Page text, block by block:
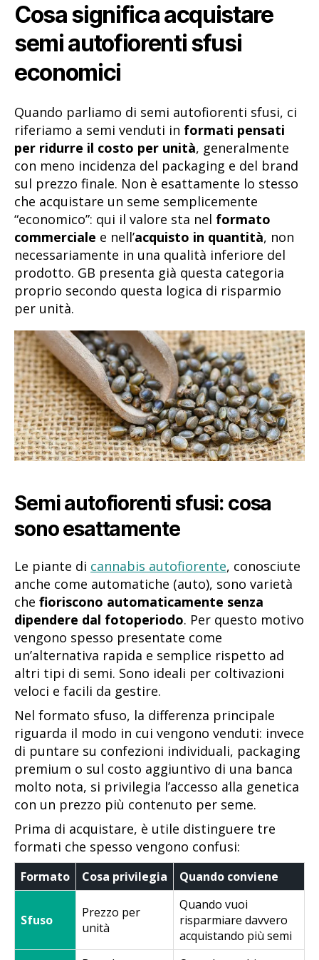
Cosa significa acquistare
semi autofiorenti sfusi
economici
Quando parliamo di semi autofiorenti sfusi, ci
riferiamo a semi venduti in formati pensati
per ridurre il costo per unità, generalmente
con meno incidenza del packaging e del brand
sul prezzo finale. Non è esattamente lo stesso
che acquistare un seme semplicemente
“economico”: qui il valore sta nel formato
commerciale e nell’acquisto in quantità, non
necessariamente in una qualità inferiore del
prodotto. GB presenta già questa categoria
proprio secondo questa logica di risparmio
per unità.
Semi autofiorenti sfusi: cosa
sono esattamente
Le piante di cannabis autofiorente, conosciute
anche come automatiche (auto), sono varietà
che fioriscono automaticamente senza
dipendere dal fotoperiodo. Per questo motivo
vengono spesso presentate come
un’alternativa rapida e semplice rispetto ad
altri tipi di semi. Sono ideali per coltivazioni
veloci e facili da gestire.
Nel formato sfuso, la differenza principale
riguarda il modo in cui vengono venduti: invece
di puntare su confezioni individuali, packaging
premium o sul costo aggiuntivo di una banca
molto nota, si privilegia l’accesso alla genetica
con un prezzo più contenuto per seme.
Prima di acquistare, è utile distinguere tre
formati che spesso vengono confusi:
Formato Cosa privilegia Quando conviene
Sfuso
Prezzo per
unità
Quando vuoi
risparmiare davvero
acquistando più semi